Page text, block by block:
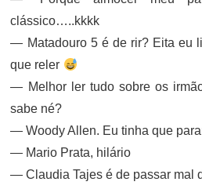
clássico…..kkkk
— Matadouro 5 é de rir? Eita eu
que reler
— Melhor ler tudo sobre os
sabe né?
— Woody Allen. Eu tinha que
— Mario Prata, hilário
— Claudia Tajes é de passar mal